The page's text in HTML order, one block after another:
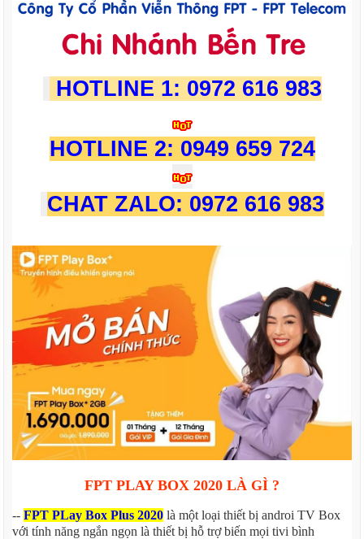
HOTLINE 1: 0972 616 983
HOTLINE 2: 0949 659 724
CHAT ZALO: 0972 616 983
FPT PLAY BOX 2020 LÀ GÌ ?
--FPT PLay Box Plus 2020 là một loại thiết bị androi TV Box
với tính năng ngắn ngọn là thiết bị hỗ trợ biến mọi tivi bình